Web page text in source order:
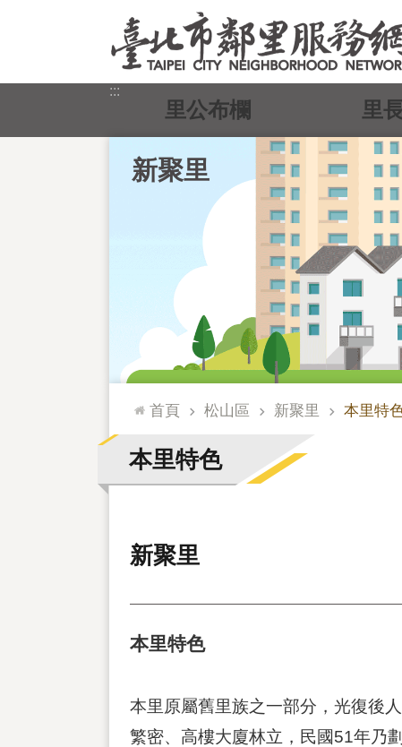
:::
新聚里
里公布欄 里
::: 首頁 松山區 新聚里 本里特
本里特色
新聚里
本里特色
本里原屬舊里族之一部分，光復後
繁密、高樓大廈林立，民國51年乃